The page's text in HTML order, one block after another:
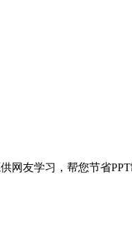
网友学习，帮您节省PPT